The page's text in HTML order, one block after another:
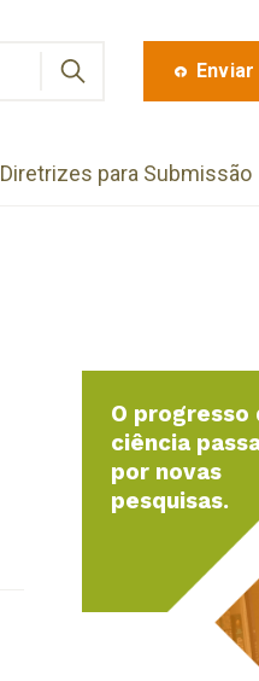
Diretrizes para Submissão
O progresso
ciência
por novas
pesquisas.